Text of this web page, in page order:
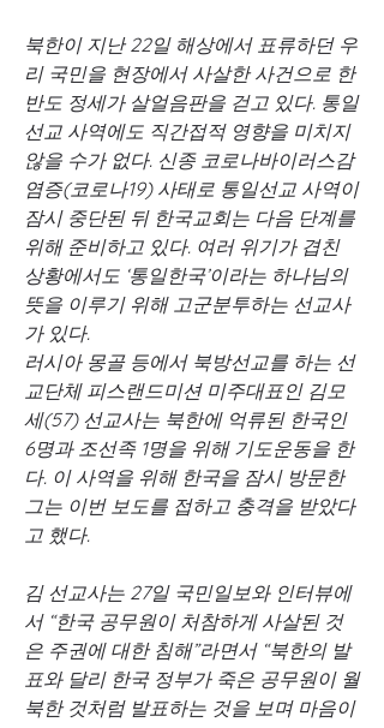
북한이 지난 22일 해상에서 표류하던 우
리 국민을 현장에서 사살한 사건으로 한
반도 정세가 살얼음판을 걷고 있다. 통일
선교 사역에도 직간접적 영향을 미치지
않을 수가 없다. 신종 코로나바이러스감
염증(코로나19) 사태로 통일선교 사역이
잠시 중단된 뒤 한국교회는 다음 단계를
위해 준비하고 있다. 여러 위기가 겹친
상황에서도 ‘통일한국’이라는 하나님의
뜻을 이루기 위해 고군분투하는 선교사
가 있다.
러시아 몽골 등에서 북방선교를 하는 선
교단체 피스랜드미션 미주대표인 김모
세(57) 선교사는 북한에 억류된 한국인
6명과 조선족 1명을 위해 기도운동을 한
다. 이 사역을 위해 한국을 잠시 방문한
그는 이번 보도를 접하고 충격을 받았다
고 했다.
김 선교사는 27일 국민일보와 인터뷰에
서 “한국 공무원이 처참하게 사살된 것
은 주권에 대한 침해”라면서 “북한의 발
표와 달리 한국 정부가 죽은 공무원이 월
북한 것처럼 발표하는 것을 보며 마음이